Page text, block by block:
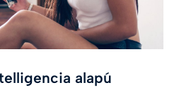
alapú